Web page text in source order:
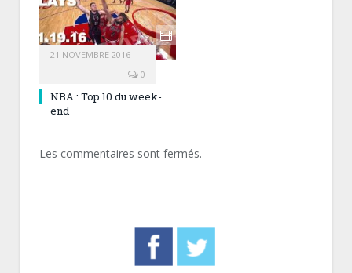
21 NOVEMBRE 2016
0
NBA : Top 10 du week-
end
Les commentaires sont fermés.